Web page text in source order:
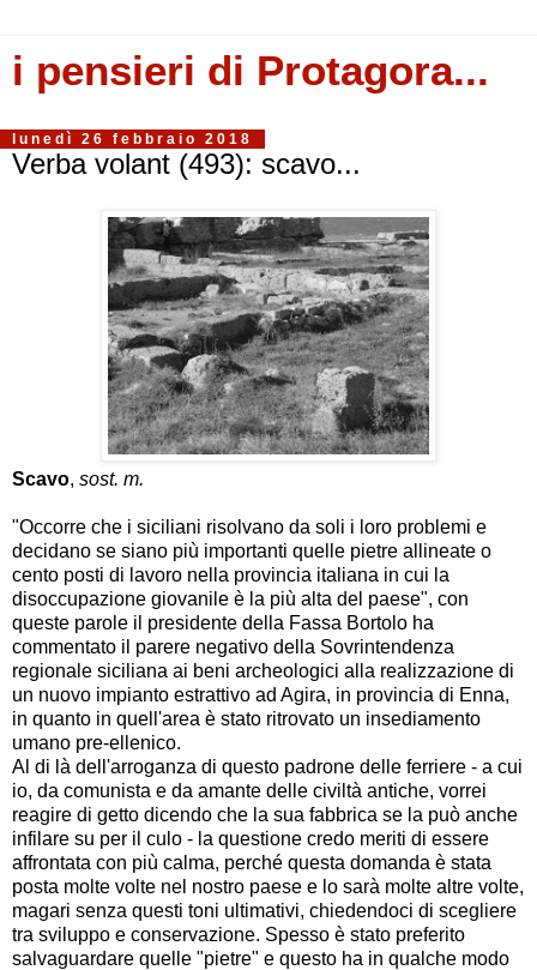
i pensieri di Protagora...
lunedì 26 febbraio 2018
Verba volant (493): scavo...
Scavo, sost. m.
"Occorre che i siciliani risolvano da soli i loro problemi e
decidano se siano più importanti quelle pietre allineate o
cento posti di lavoro nella provincia italiana in cui la
disoccupazione giovanile è la più alta del paese", con
queste parole il presidente della Fassa Bortolo ha
commentato il parere negativo della Sovrintendenza
regionale siciliana ai beni archeologici alla realizzazione di
un nuovo impianto estrattivo ad Agira, in provincia di Enna,
in quanto in quell'area è stato ritrovato un insediamento
umano pre-ellenico.
Al di là dell'arroganza di questo padrone delle ferriere - a cui
io, da comunista e da amante delle civiltà antiche, vorrei
reagire di getto dicendo che la sua fabbrica se la può anche
infilare su per il culo - la questione credo meriti di essere
affrontata con più calma, perché questa domanda è stata
posta molte volte nel nostro paese e lo sarà molte altre volte,
magari senza questi toni ultimativi, chiedendoci di scegliere
tra sviluppo e conservazione. Spesso è stato preferito
salvaguardare quelle "pietre" e questo ha in qualche modo